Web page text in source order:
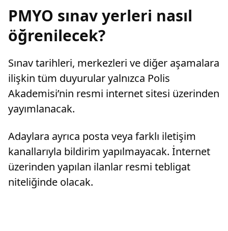
PMYO sınav yerleri nasıl
öğrenilecek?
Sınav tarihleri, merkezleri ve diğer aşamalara
ilişkin tüm duyurular yalnızca Polis
Akademisi’nin resmi internet sitesi üzerinden
yayımlanacak.
Adaylara ayrıca posta veya farklı iletişim
kanallarıyla bildirim yapılmayacak. İnternet
üzerinden yapılan ilanlar resmi tebligat
niteliğinde olacak.